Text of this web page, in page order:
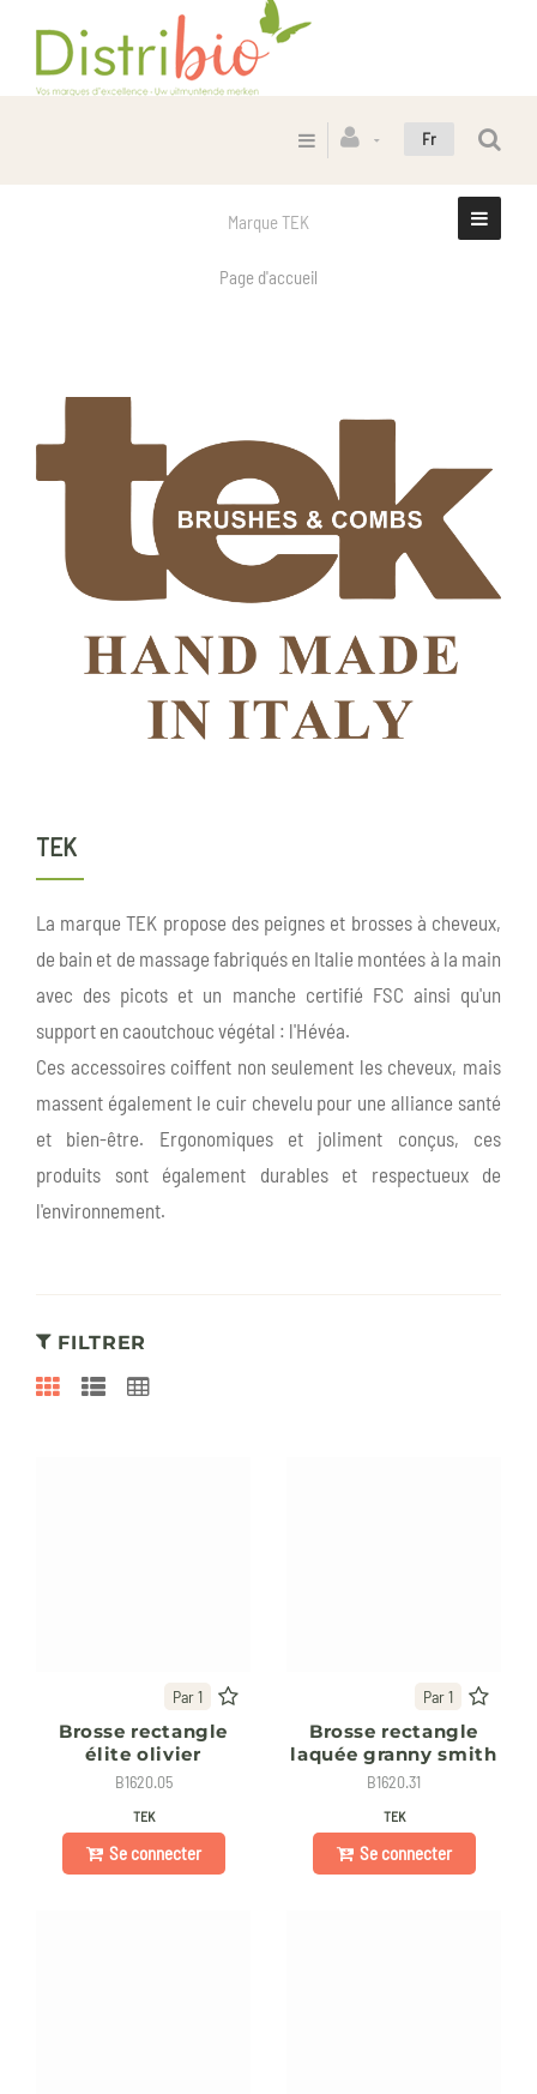
Fr
Marque TEK
Page d'accueil
TEK
La marque TEK propose des peignes et brosses à cheveux,
de bain et de massage fabriqués en Italie montées à la main
avec des picots et un manche certifié FSC ainsi qu'un
support en caoutchouc végétal : l'Hévéa.
Ces accessoires coiffent non seulement les cheveux, mais
massent également le cuir chevelu pour une alliance santé
et bien-être. Ergonomiques et joliment conçus, ces
produits sont également durables et respectueux de
l'environnement.
FILTRER
Par 1
Brosse rectangle
élite olivier
B1620.05
TEK
Se connecter
Par 1
Brosse rectangle
laquée granny smith
B1620.31
TEK
Se connecter